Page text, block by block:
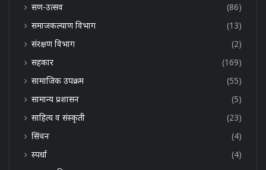
सण-उत्सव
(86)
समाजकल्याण विभाग
(13)
संरक्षण विभाग
(2)
सहकार
(169)
सामाजिक उपक्रम
(55)
सामान्य प्रशासन
(5)
साहित्य व संस्कृती
(23)
सिंचन
(4)
स्पर्धा
(4)